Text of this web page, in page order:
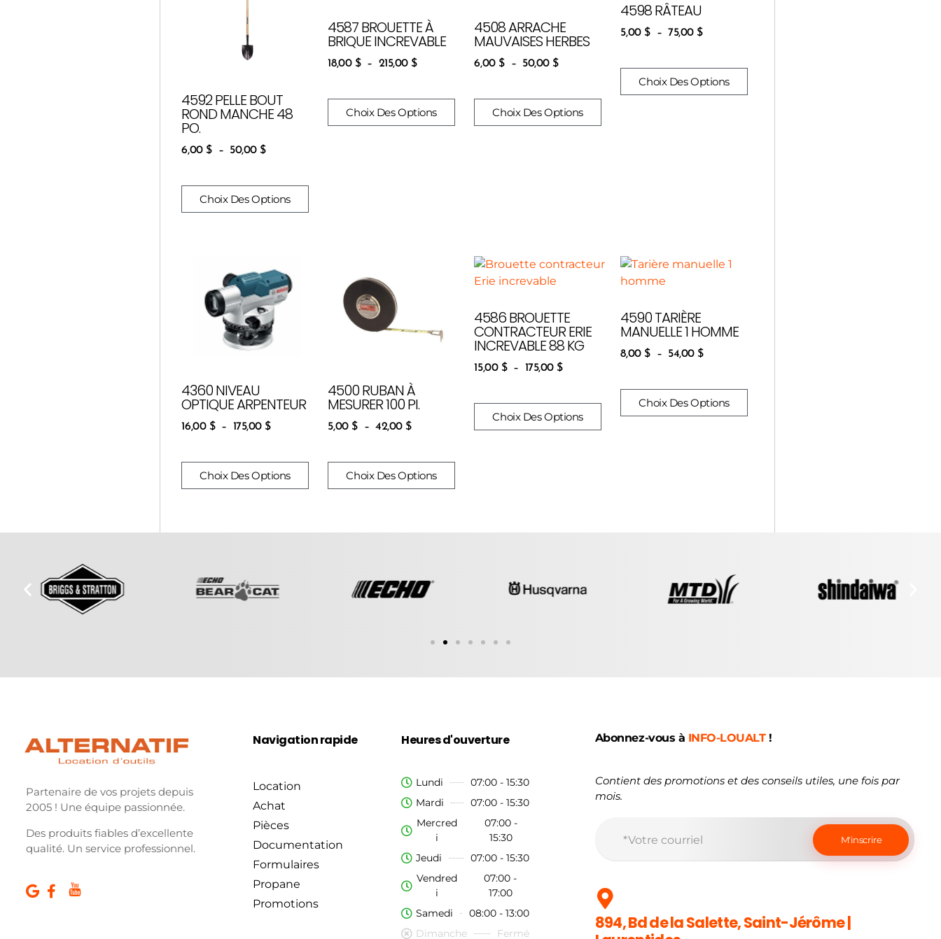
4592 PELLE BOUT
ROND MANCHE 48
PO.
6,00 $ – 50,00 $
Choix Des Options
4587 BROUETTE À
BRIQUE INCREVABLE
18,00 $ – 215,00 $
Choix Des Options
4508 ARRACHE
MAUVAISES HERBES
6,00 $ – 50,00 $
Choix Des Options
4598 RÂTEAU
5,00 $ – 75,00 $
Choix Des Options
4360 NIVEAU
OPTIQUE ARPENTEUR
16,00 $ – 175,00 $
Choix Des Options
4500 RUBAN À
MESURER 100 PI.
5,00 $ – 42,00 $
Choix Des Options
4586 BROUETTE
CONTRACTEUR ERIE
INCREVABLE 88 KG
15,00 $ – 175,00 $
Choix Des Options
4590 TARIÈRE
MANUELLE 1 HOMME
8,00 $ – 54,00 $
Choix Des Options
Partenaire de vos projets depuis
2005 ! Une équipe passionnée.
Des produits fiables d’excellente
qualité. Un service professionnel.
Navigation rapide
Location
Achat
Pièces
Documentation
Formulaires
Propane
Promotions
Heures d'ouverture
Lundi
07:00 - 15:30
Mardi
07:00 - 15:30
Mercred
i
07:00 -
15:30
Jeudi
07:00 - 15:30
Vendred
i
07:00 -
17:00
Samedi
08:00 - 13:00
Dimanche
Fermé
Abonnez-vous à INFO-LOUALT !
Contient des promotions et des conseils utiles, une fois par
mois.
894, Bd de la Salette, Saint-Jérôme |